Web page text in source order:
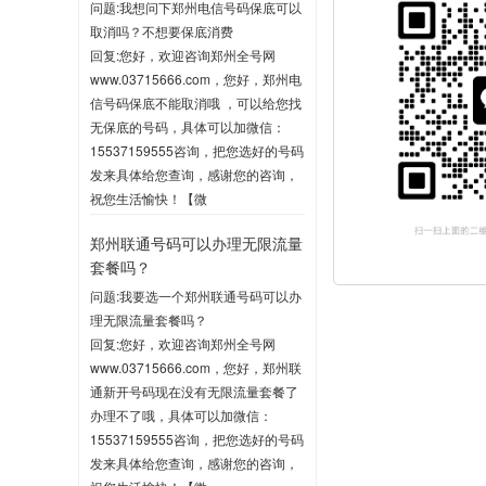
问题:我想问下郑州电信号码保底可以
取消吗？不想要保底消费
回复:您好，欢迎咨询郑州全号网
www.03715666.com，您好，郑州电
信号码保底不能取消哦 ，可以给您找
无保底的号码，具体可以加微信：
15537159555咨询，把您选好的号码
发来具体给您查询，感谢您的咨询，
祝您生活愉快！【微
2020-06-03 10:04
郑州联通号码可以办理无限流量
套餐吗？
问题:我要选一个郑州联通号码可以办
理无限流量套餐吗？
回复:您好，欢迎咨询郑州全号网
www.03715666.com，您好，郑州联
通新开号码现在没有无限流量套餐了
办理不了哦，具体可以加微信：
15537159555咨询，把您选好的号码
发来具体给您查询，感谢您的咨询，